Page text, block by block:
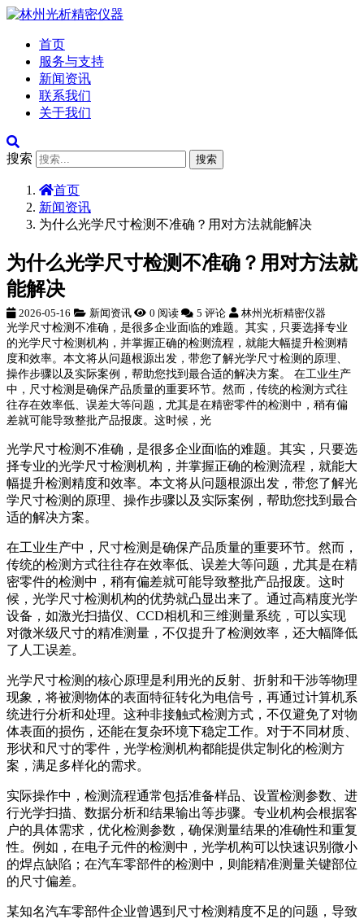
首页
服务与支持
新闻资讯
联系我们
关于我们
搜索 搜索
首页
新闻资讯
为什么光学尺寸检测不准确？用对方法就能解决
为什么光学尺寸检测不准确？用对方法就
能解决
2026-05-16 新闻资讯 0 阅读 5 评论 林州光析精密仪器
光学尺寸检测不准确，是很多企业面临的难题。其实，只要选择专业
的光学尺寸检测机构，并掌握正确的检测流程，就能大幅提升检测精
度和效率。本文将从问题根源出发，带您了解光学尺寸检测的原理、
操作步骤以及实际案例，帮助您找到最合适的解决方案。 在工业生产
中，尺寸检测是确保产品质量的重要环节。然而，传统的检测方式往
往存在效率低、误差大等问题，尤其是在精密零件的检测中，稍有偏
差就可能导致整批产品报废。这时候，光
光学尺寸检测不准确，是很多企业面临的难题。其实，只要选
择专业的光学尺寸检测机构，并掌握正确的检测流程，就能大
幅提升检测精度和效率。本文将从问题根源出发，带您了解光
学尺寸检测的原理、操作步骤以及实际案例，帮助您找到最合
适的解决方案。
在工业生产中，尺寸检测是确保产品质量的重要环节。然而，
传统的检测方式往往存在效率低、误差大等问题，尤其是在精
密零件的检测中，稍有偏差就可能导致整批产品报废。这时
候，光学尺寸检测机构的优势就凸显出来了。通过高精度光学
设备，如激光扫描仪、CCD相机和三维测量系统，可以实现
对微米级尺寸的精准测量，不仅提升了检测效率，还大幅降低
了人工误差。
光学尺寸检测的核心原理是利用光的反射、折射和干涉等物理
现象，将被测物体的表面特征转化为电信号，再通过计算机系
统进行分析和处理。这种非接触式检测方式，不仅避免了对物
体表面的损伤，还能在复杂环境下稳定工作。对于不同材质、
形状和尺寸的零件，光学检测机构都能提供定制化的检测方
案，满足多样化的需求。
实际操作中，检测流程通常包括准备样品、设置检测参数、进
行光学扫描、数据分析和结果输出等步骤。专业机构会根据客
户的具体需求，优化检测参数，确保测量结果的准确性和重复
性。例如，在电子元件的检测中，光学机构可以快速识别微小
的焊点缺陷；在汽车零部件的检测中，则能精准测量关键部位
的尺寸偏差。
某知名汽车零部件企业曾遇到尺寸检测精度不足的问题，导致